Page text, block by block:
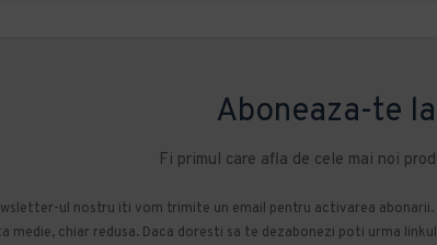
Aboneaza-te
Fi primul care afla de cele mai noi
ul nostru iti vom trimite un email pentru activarea
medie, chiar redusa. Daca doresti sa te dezabonezi poti urma